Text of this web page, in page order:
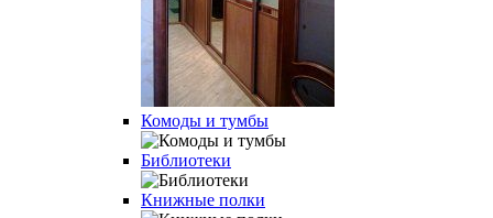
Комоды и тумбы
Библиотеки
Книжные полки